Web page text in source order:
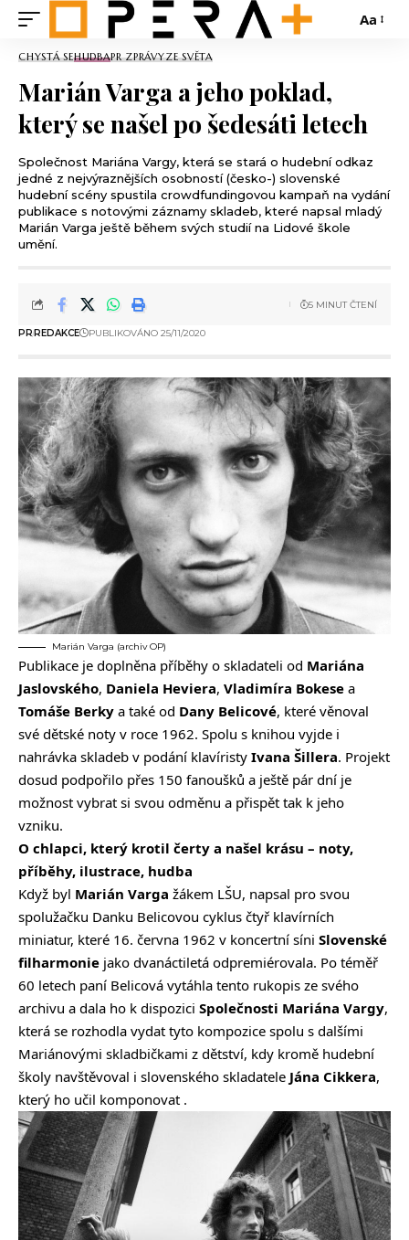
Aa
CHYSTÁ SEHUDBAPR ZPRÁVYZE SVĚTA
Marián Varga a jeho poklad,
který se našel po šedesáti letech
Společnost Mariána Vargy, která se stará o hudební odkaz
jedné z nejvýraznějších osobností (česko-) slovenské
hudební scény spustila crowdfundingovou kampaň na vydání
publikace s notovými záznamy skladeb, které napsal mladý
Marián Varga ještě během svých studií na Lidové škole
umění.
PRREDAKCE PUBLIKOVÁNO 25/11/2020
5 MINUT ČTENÍ
Marián Varga (archiv OP)
Publikace je doplněna příběhy o skladateli od Mariána
Jaslovského, Daniela Heviera, Vladimíra Bokese a
Tomáše Berky a také od Dany Belicové, které věnoval
své dětské noty v roce 1962. Spolu s knihou vyjde i
nahrávka skladeb v podání klavíristy Ivana Šillera. Projekt
dosud podpořilo přes 150 fanoušků a ještě pár dní je
možnost vybrat si svou odměnu a přispět tak k jeho
vzniku.
O chlapci, který krotil čerty a našel krásu – noty,
příběhy, ilustrace, hudba
Když byl Marián Varga žákem LŠU, napsal pro svou
spolužačku Danku Belicovou cyklus čtyř klavírních
miniatur, které 16. června 1962 v koncertní síni Slovenské
filharmonie jako dvanáctiletá odpremiérovala. Po téměř
60 letech paní Belicová vytáhla tento rukopis ze svého
archivu a dala ho k dispozici Společnosti Mariána Vargy,
která se rozhodla vydat tyto kompozice spolu s dalšími
Mariánovými skladbičkami z dětství, kdy kromě hudební
školy navštěvoval i slovenského skladatele Jána Cikkera,
který ho učil komponovat .